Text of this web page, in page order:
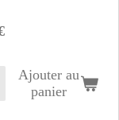
Ajouter au
panier